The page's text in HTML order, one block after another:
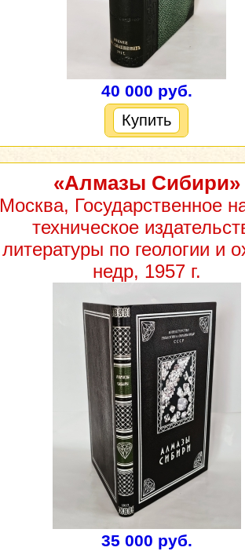
40 000 руб.
Купить
«Алмазы Сибири»
Москва, Государственное
техническое
литературы по геологии и
недр, 1957 г.
35 000 руб.